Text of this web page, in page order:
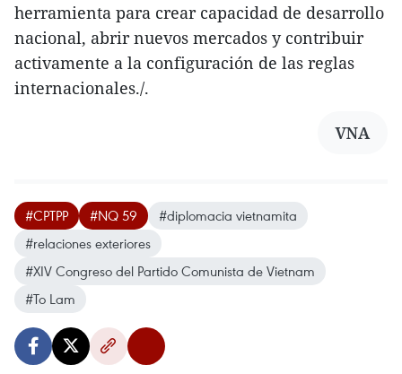
herramienta para crear capacidad de desarrollo
nacional, abrir nuevos mercados y contribuir
activamente a la configuración de las reglas
internacionales./.
VNA
#CPTPP #NQ 59
#diplomacia vietnamita
#relaciones exteriores
#XIV Congreso del Partido Comunista de Vietnam
#To Lam